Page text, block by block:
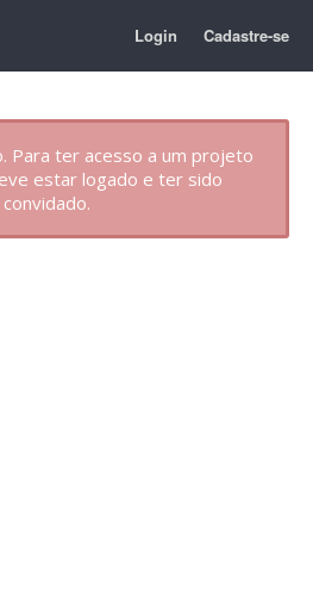
Login Cadastre-se
Para ter acesso a um projeto
estar logado e ter sido
convidado.